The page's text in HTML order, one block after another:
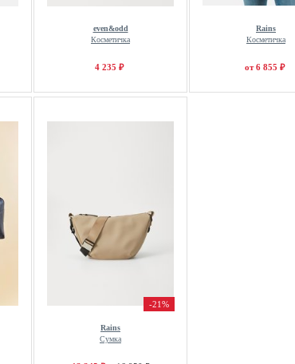
even&odd
Косметичка
4 235 ₽
Rains
Косметичка
от 6 855 ₽
-21%
Rains
Сумка